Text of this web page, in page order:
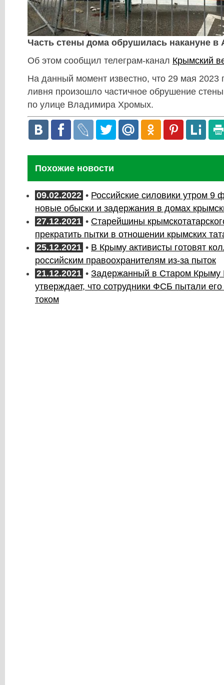
Часть стены дома обрушилась накануне в
Об этом сообщил телеграм-канал Крымский
На данный момент известно, что 29 мая 2023
ливня произошло частичное обрушение
по улице Владимира Хромых.
Похожие новости
09.02.2022 • Российские силовики утром 9
новые обыски и задержания в домах
27.12.2021 • Старейшины
прекратить пытки в отношении крымских
25.12.2021 • В Крыму активисты готовят
российским правоохранителям из-за пыток
21.12.2021 • Задержанный в Старом Крыму
утверждает, что сотрудники ФСБ пытали его
током